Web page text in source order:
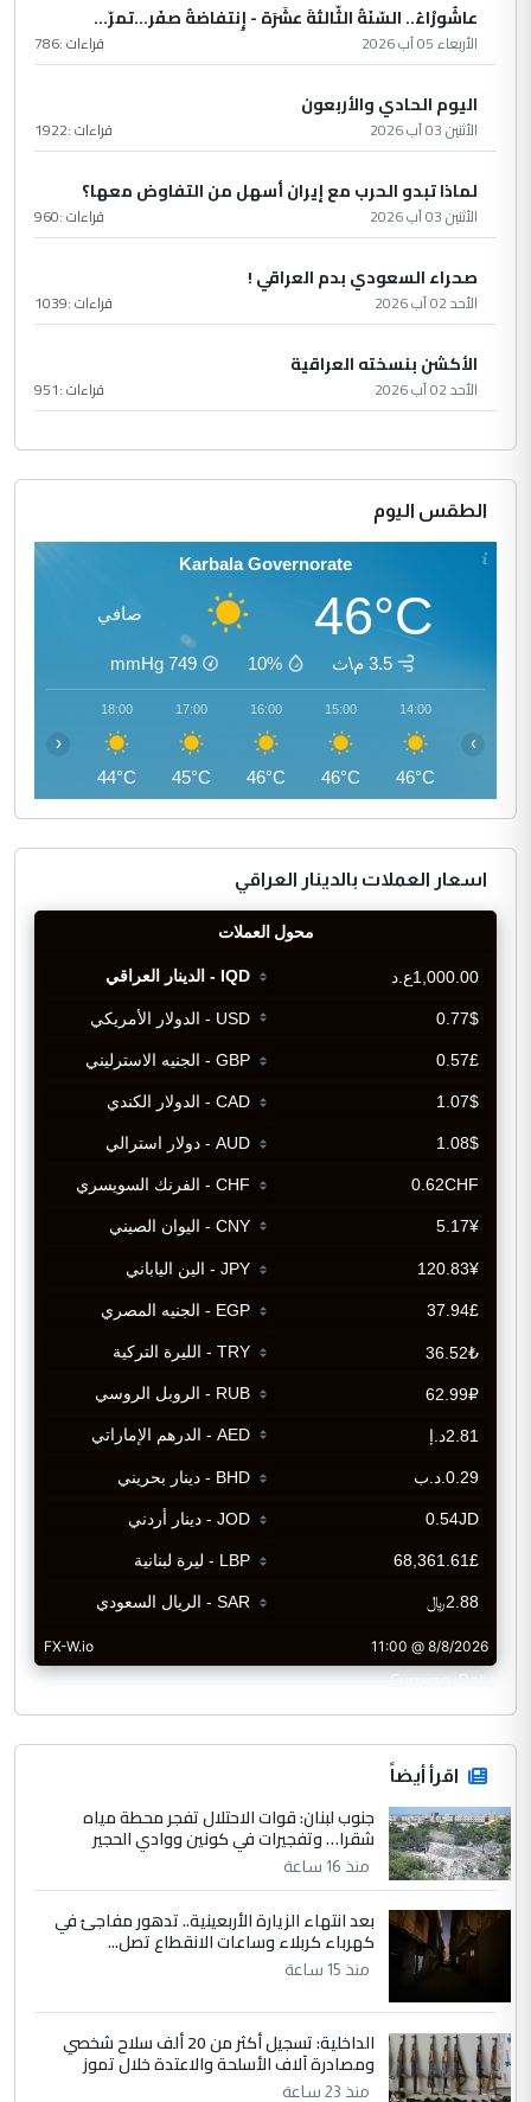
عاشُورْاءُ.. السّنَةُ الثّالثةَ عشَرَة - إِنتفاضةُ صفَر…تمرّ...
الأربعاء 05 آب 2026 قراءات :786
اليوم الحادي والأربعون
الأثنين 03 آب 2026 قراءات :1922
لماذا تبدو الحرب مع إيران أسهل من التفاوض معها؟
الأثنين 03 آب 2026 قراءات :960
صحراء السعودي بدم العراقي !
الأحد 02 آب 2026 قراءات :1039
الأكشن بنسخته العراقية
الأحد 02 آب 2026 قراءات :951
الطقس اليوم
Karbala Governorate
46°C صافي
3.5 م\ث 10%
749
mmHg
14:00
46°C
15:00
46°C
16:00
46°C
17:00
45°C
18:00
44°C
‹ ›
اسعار العملات بالدينار العراقي
CurrencyRate
اقرأ أيضاً
جنوب لبنان: قوات الاحتلال تفجر محطة مياه
شقرا… وتفجيرات في كونين ووادي الحجير
منذ 16 ساعة
بعد انتهاء الزيارة الأربعينية.. تدهور مفاجئ في
كهرباء كربلاء وساعات الانقطاع تصل...
منذ 15 ساعة
الداخلية: تسجيل أكثر من 20 ألف سلاح شخصي
ومصادرة آلاف الأسلحة والاعتدة خلال تموز
منذ 23 ساعة